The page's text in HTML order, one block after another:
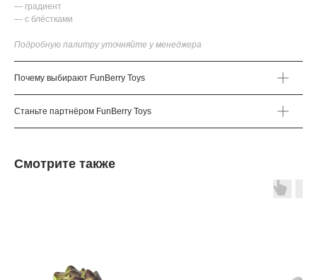
— градиент
— с блёстками
Подробную палитру уточняйте у менеджера
Почему выбирают FunBerry Toys
Станьте партнёром FunBerry Toys
Смотрите также